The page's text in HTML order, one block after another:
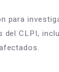
para
del CLPI,